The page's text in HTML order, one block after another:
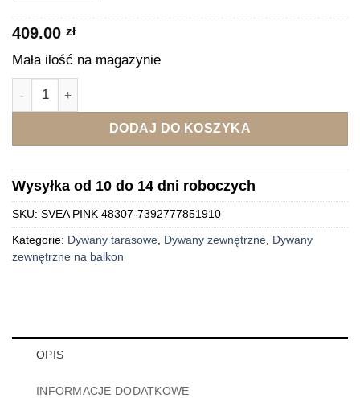
409.00 zł
Mała ilość na magazynie
ilość Dywan zewnętrzny z frędzlami różowy SVEA PINK 48307
DODAJ DO KOSZYKA
Wysyłka od 10 do 14 dni roboczych
SKU: SVEA PINK 48307-7392777851910
Kategorie: Dywany tarasowe, Dywany zewnętrzne, Dywany
zewnętrzne na balkon
OPIS
INFORMACJE DODATKOWE